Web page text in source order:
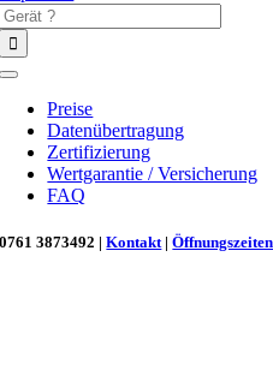
Toggle
Navigation
Preise
Datenübertragung
Zertifizierung
Wertgarantie / Versicherung
FAQ
0761 3873492 |Kontakt |Öffnungszeiten